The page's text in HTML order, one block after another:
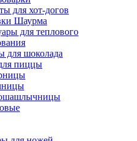
для хот-догов
Шаурма
для теплового
для шоколада
пиццы